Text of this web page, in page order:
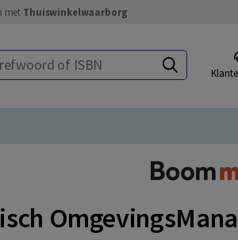
met Thuiswinkelwaarborg
of ISBN